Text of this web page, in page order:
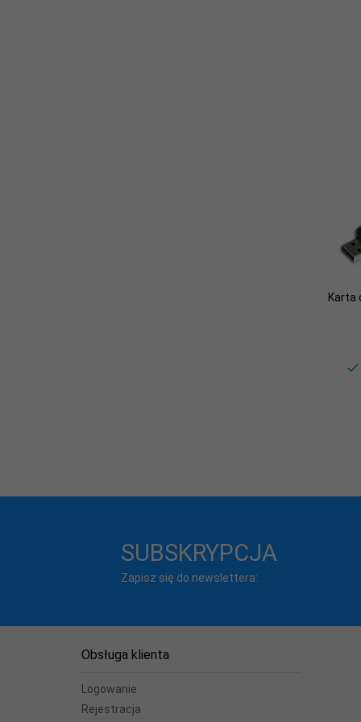
Karta
SUBSKRYPCJA
Zapisz się do newslettera:
Obsługa klienta
Logowanie
Rejestracja